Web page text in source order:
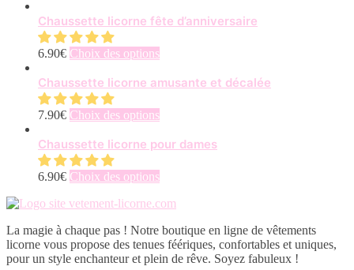
a
variations.
Les
peuvent
choisies
la
du
Chaussette licorne fête d’anniversaire
6.90€ Choix des optionsCe
a
variations.
Les
options
peuvent
choisies
la
page
du
produit
Chaussette licorne amusante et décalée
7.90€ Choix des optionsCe
a
variations.
Les
options
peuvent
être
choisies
sur
Chaussette licorne pour dames
6.90€ Choix des optionsCe
a
variations.
Les
options
La magie à chaque pas ! Notre boutique en ligne de vêtements
licorne vous propose des tenues féériques, confortables et uniques,
pour un style enchanteur et plein de rêve. Soyez fabuleux !